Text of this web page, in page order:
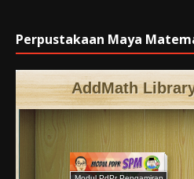
Perpustakaan Maya